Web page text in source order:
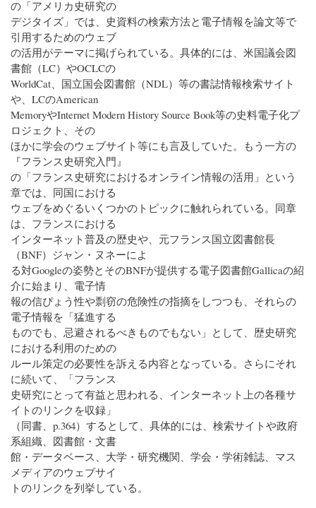
の「アメリカ史研究の
デジタイズ」では、史資料の検索方法と電子情報を論文等で
引用するためのウェブ
の活用がテーマに掲げられている。具体的には、米国議会図
書館（LC）やOCLCの
WorldCat、国立国会図書館（NDL）等の書誌情報検索サイト
や、LCのAmerican
MemoryやInternet Modern History Source Book等の史料電子化プ
ロジェクト、その
ほかに学会のウェブサイト等にも言及していた。もう一方の
『フランス史研究入門』
の「フランス史研究におけるオンライン情報の活用」という
章では、同国における
ウェブをめぐるいくつかのトピックに触れられている。同章
は、フランスにおける
インターネット普及の歴史や、元フランス国立図書館長
（BNF）ジャン・ヌネーによ
る対Googleの姿勢とそのBNFが提供する電子図書館Gallicaの紹
介に始まり、電子情
報の信ぴょう性や剽窃の危険性の指摘をしつつも、それらの
電子情報を「猛進する
ものでも、忌避されるべきものでもない」として、歴史研究
における利用のための
ルール策定の必要性を訴える内容となっている。さらにそれ
に続いて、「フランス
史研究にとって有益と思われる、インターネット上の各種サ
イトのリンクを収録」
（同書、p.364）するとして、具体的には、検索サイトや政府
系組織、図書館・文書
館・データベース、大学・研究機関、学会・学術雑誌、マス
メディアのウェブサイ
トのリンクを列挙している。